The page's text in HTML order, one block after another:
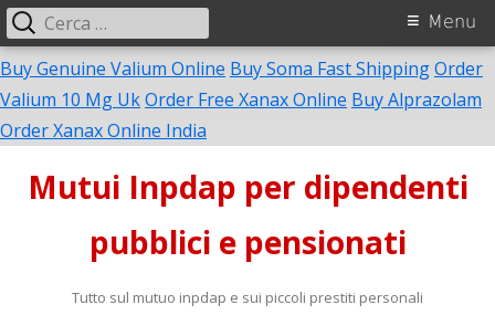
Buy Genuine Valium Online Buy Soma Fast ShippingOrder
Valium 10 Mg UkOrder Free Xanax Online Buy Alprazolam
Order Xanax Online India
contenuto
Mutui Inpdap per dipendenti
pubblici e pensionati
Tutto sul mutuo inpdap e sui piccoli prestiti personali
Menu
principale
Menu
Ricerca
per: